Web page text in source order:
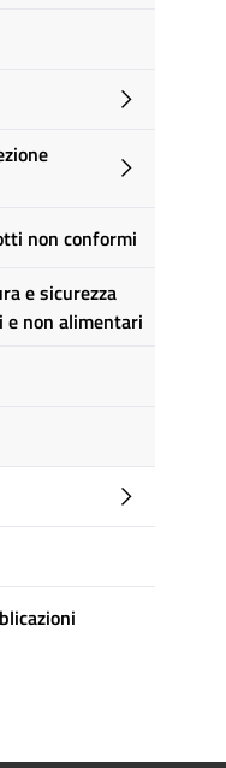
non conformi
e sicurezza
non alimentari